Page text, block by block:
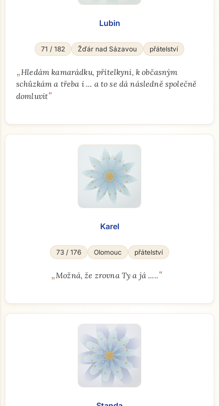
Lubin
71 / 182 Žďár nad Sázavou přátelství
„Hledám kamarádku, přítelkyni, k občasným
schůzkám a třeba i ... a to se dá následně společně
domluvit"
Karel
73 / 176 Olomouc přátelství
„Možná, že zrovna Ty a já ....."